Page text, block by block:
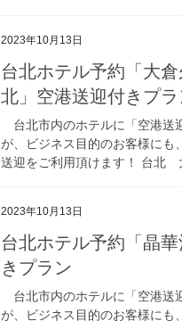
2023年10月13日
台北ホテル予約「大
北」空港送迎付きプラ
台北市内のホテルに「空港送
が、ビジネス目的のお客様に
送迎をご利用頂けます！ 台北
2023年10月13日
台北ホテル予約「晶
きプラン
台北市内のホテルに「空港送
が、ビジネス目的のお客様に